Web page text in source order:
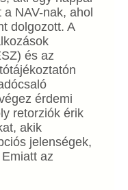
NAV-nak, ahol
dolgozott. A
és az
érdemi
retorziók érik
akik
jelenségek,
az